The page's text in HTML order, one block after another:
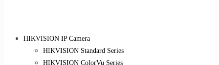
HIKVISION IP Camera
HIKVISION Standard Series
HIKVISION ColorVu Series